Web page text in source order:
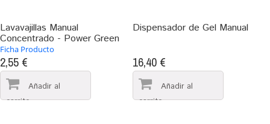
Lavavajillas Manual
Concentrado - Power Green
Ficha Producto
2,55 €
Dispensador de Gel Manual
16,40 €